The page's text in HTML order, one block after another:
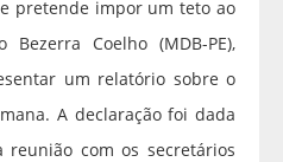
pretende impor um teto ao
Bezerra Coelho (MDB-PE),
um relatório sobre o
A declaração foi dada
com os secretários